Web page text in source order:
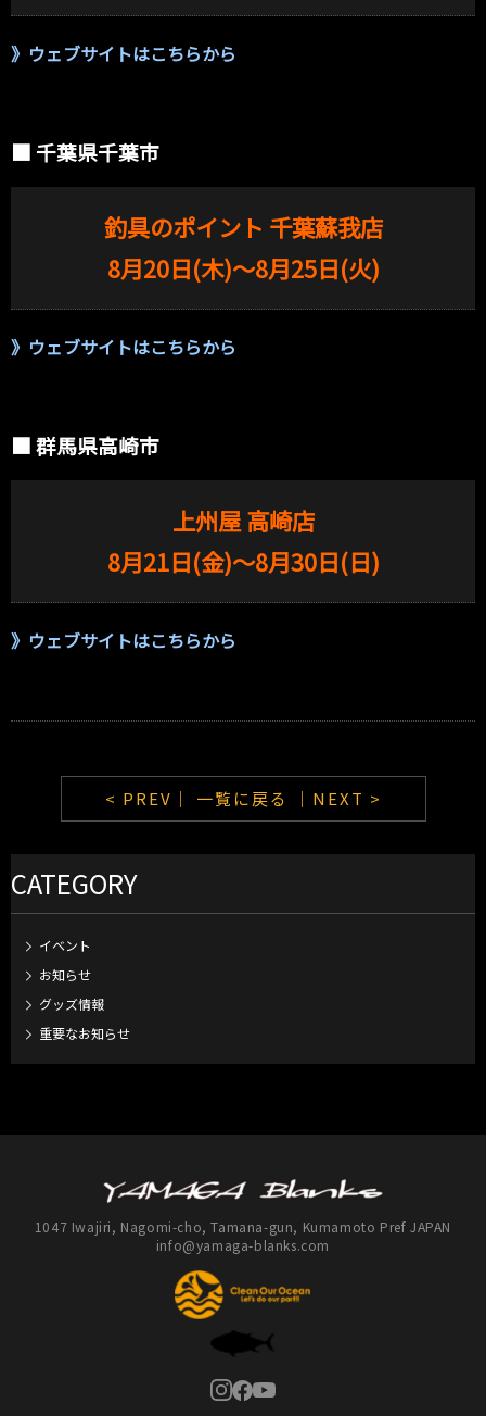
》 ウェブサイトはこちらから
■ 千葉県千葉市
釣具のポイント 千葉蘇我店
8月20日(木)〜8月25日(火)
》 ウェブサイトはこちらから
■ 群馬県高崎市
上州屋 高崎店
8月21日(金)〜8月30日(日)
》 ウェブサイトはこちらから
< PREV｜ 一覧に戻る ｜NEXT >
CATEGORY
イベント
お知らせ
グッズ情報
重要なお知らせ
1047 Iwajiri, Nagomi-cho, Tamana-gun, Kumamoto Pref JAPAN
info@yamaga-blanks.com